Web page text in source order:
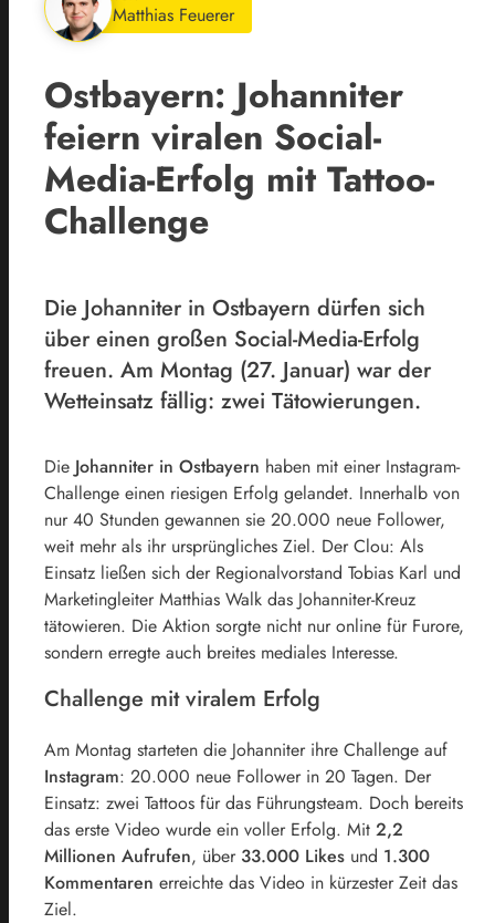
Matthias Feuerer
Ostbayern: Johanniter
feiern viralen Social-
Media-Erfolg mit Tattoo-
Challenge
Die Johanniter in Ostbayern dürfen sich
über einen großen Social-Media-Erfolg
freuen. Am Montag (27. Januar) war der
Wetteinsatz fällig: zwei Tätowierungen.
Die Johanniter in Ostbayern haben mit einer Instagram-
Challenge einen riesigen Erfolg gelandet. Innerhalb von
nur 40 Stunden gewannen sie 20.000 neue Follower,
weit mehr als ihr ursprüngliches Ziel. Der Clou: Als
Einsatz ließen sich der Regionalvorstand Tobias Karl und
Marketingleiter Matthias Walk das Johanniter-Kreuz
tätowieren. Die Aktion sorgte nicht nur online für Furore,
sondern erregte auch breites mediales Interesse.
Challenge mit viralem Erfolg
Am Montag starteten die Johanniter ihre Challenge auf
Instagram: 20.000 neue Follower in 20 Tagen. Der
Einsatz: zwei Tattoos für das Führungsteam. Doch bereits
das erste Video wurde ein voller Erfolg. Mit 2,2
Millionen Aufrufen, über 33.000 Likes und 1.300
Kommentaren erreichte das Video in kürzester Zeit das
Ziel.